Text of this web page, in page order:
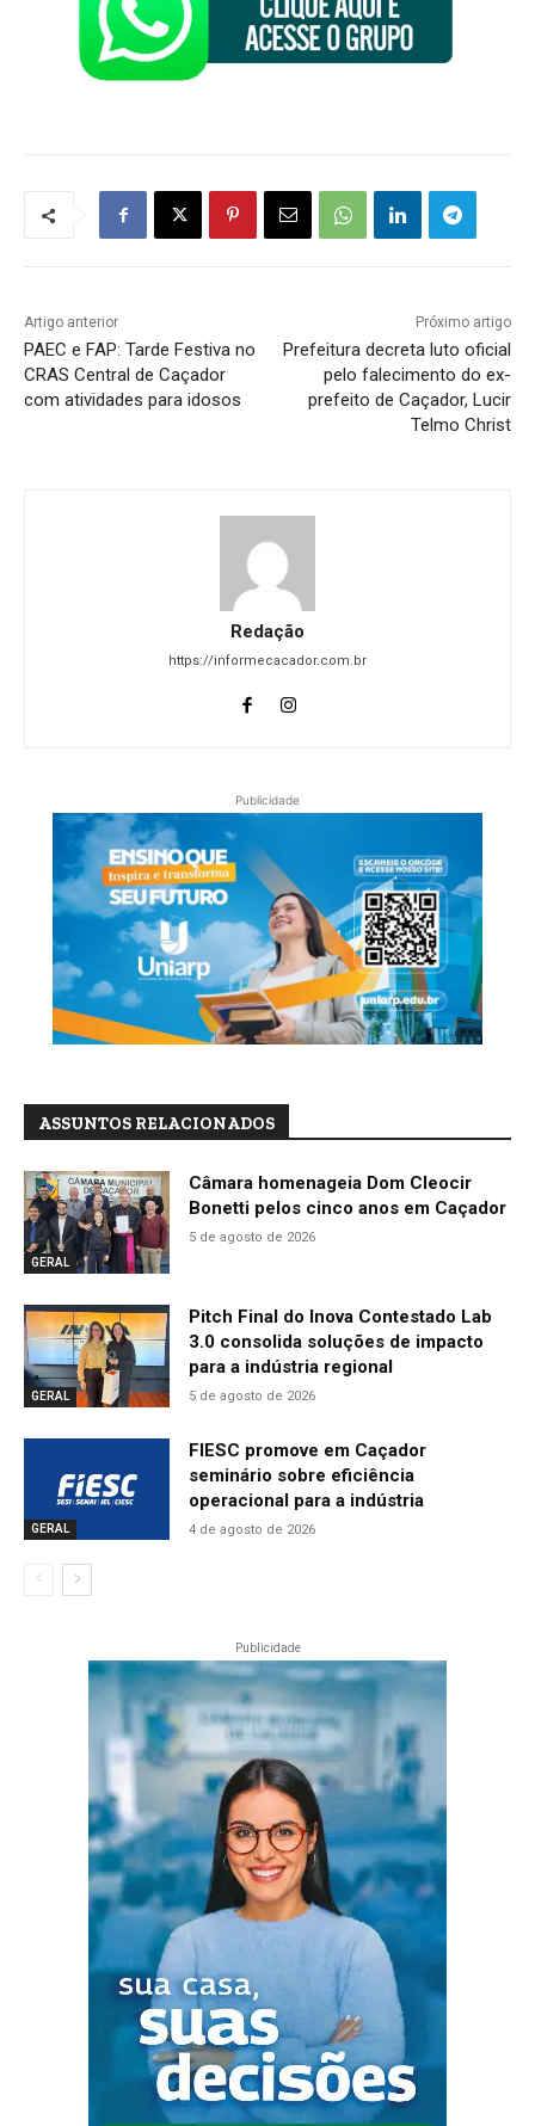
Artigo anterior
PAEC e FAP: Tarde Festiva no
CRAS Central de Caçador
com atividades para idosos
Próximo artigo
Prefeitura decreta luto oficial
pelo falecimento do ex-
prefeito de Caçador, Lucir
Telmo Christ
Redação
https://informecacador.com.br
Publicidade
ASSUNTOS RELACIONADOS
GERAL
Câmara homenageia Dom Cleocir
Bonetti pelos cinco anos em Caçador
5 de agosto de 2026
GERAL
Pitch Final do Inova Contestado Lab
3.0 consolida soluções de impacto
para a indústria regional
5 de agosto de 2026
GERAL
FIESC promove em Caçador
seminário sobre eficiência
operacional para a indústria
4 de agosto de 2026
Publicidade